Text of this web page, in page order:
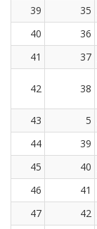
39
35
40
36
41
37
42 38
43 5
44
39
45
40
46
41
47
42